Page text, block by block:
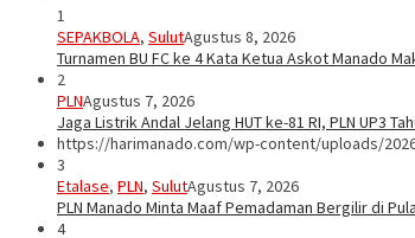
1
SEPAKBOLA, SulutAgustus 8, 2026
Turnamen BU FC ke 4 Kata Ketua Askot Manado
2
PLNAgustus 7, 2026
Jaga Listrik Andal Jelang HUT ke-81 RI, PLN UP3
https://harimanado.com/wp-content/uploads/2026/
3
Etalase, PLN, SulutAgustus 7, 2026
PLN Manado Minta Maaf Pemadaman Bergilir di
4